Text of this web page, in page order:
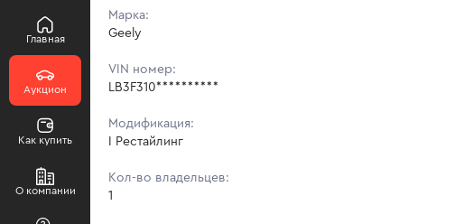
Главная
Аукцион
Как купить
О компании
Марка:
Geely
VIN номер:
LB3F310**********
Модификация:
I Рестайлинг
Кол-во владельцев:
1